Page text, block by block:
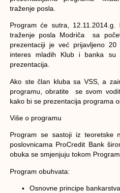
traženje posla.
Program će sutra,
traženje posla Modriča sa
prezentaciji je već prijavljeno
interes mladih Klub i banka su
prezentacija.
Ako ste član kluba sa VSS, a
programu, obratite se svom
kako bi se prezentacija programa
Više o programu
Program se sastoji iz teoretske
poslovnicama ProCredit Bank
obuka se smjenjuju tokom
Program obuhvata:
Osnovne principe